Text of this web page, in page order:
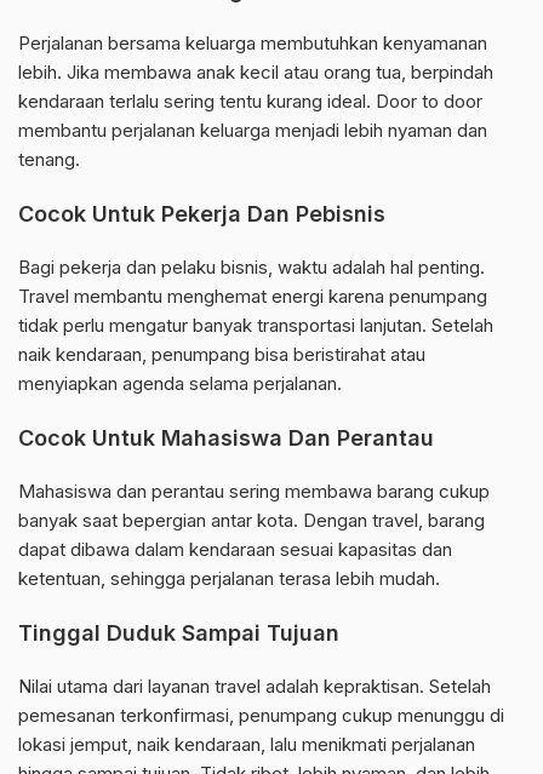
Perjalanan bersama keluarga membutuhkan kenyamanan
lebih. Jika membawa anak kecil atau orang tua, berpindah
kendaraan terlalu sering tentu kurang ideal. Door to door
membantu perjalanan keluarga menjadi lebih nyaman dan
tenang.
Cocok Untuk Pekerja Dan Pebisnis
Bagi pekerja dan pelaku bisnis, waktu adalah hal penting.
Travel membantu menghemat energi karena penumpang
tidak perlu mengatur banyak transportasi lanjutan. Setelah
naik kendaraan, penumpang bisa beristirahat atau
menyiapkan agenda selama perjalanan.
Cocok Untuk Mahasiswa Dan Perantau
Mahasiswa dan perantau sering membawa barang cukup
banyak saat bepergian antar kota. Dengan travel, barang
dapat dibawa dalam kendaraan sesuai kapasitas dan
ketentuan, sehingga perjalanan terasa lebih mudah.
Tinggal Duduk Sampai Tujuan
Nilai utama dari layanan travel adalah kepraktisan. Setelah
pemesanan terkonfirmasi, penumpang cukup menunggu di
lokasi jemput, naik kendaraan, lalu menikmati perjalanan